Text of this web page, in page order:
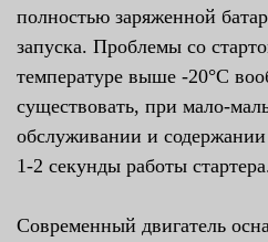
полностью заряженной
запуска. Проблемы со
температуре выше -20°С
существовать, при мало-
обслуживании и содержании
1-2 секунды работы
Современный двигатель